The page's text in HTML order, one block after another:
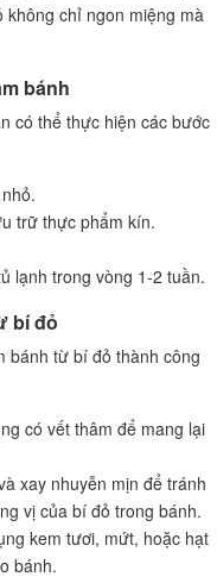
chỉ ngon miệng mà
bánh
có thể thực hiện các bước
trữ thực phẩm kín.
lạnh trong vòng 1-2 tuần.
bí đỏ
bánh từ bí đỏ thành công
có vết thâm để mang lại
xay nhuyễn mịn để tránh
vị của bí đỏ trong bánh.
kem tươi, mứt, hoặc hạt
bánh.